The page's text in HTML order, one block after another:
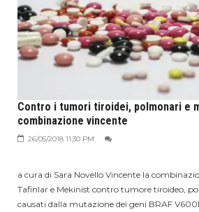
Contro i tumori tiroidei, polmonari e
combinazione vincente
26/05/2018 11:30 PM
a cura di Sara Novello Vincente la
Tafinlar e Mekinist contro tumore tiroideo,
causati dalla mutazione dei geni BRAF